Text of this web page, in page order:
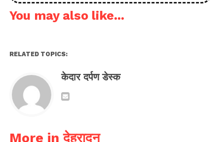
You may also like...
RELATED TOPICS:
केदार दर्पण डेस्क
More in देहरादून